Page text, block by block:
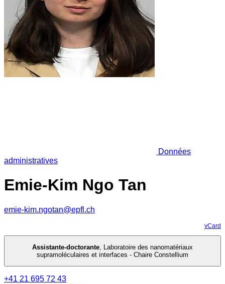
Données
administratives
Emie-Kim Ngo Tan
emie-kim.ngotan@epfl.ch
vCard
Assistante-doctorante, Laboratoire des nanomatériaux
supramoléculaires et interfaces - Chaire Constellium
+41 21 695 72 43